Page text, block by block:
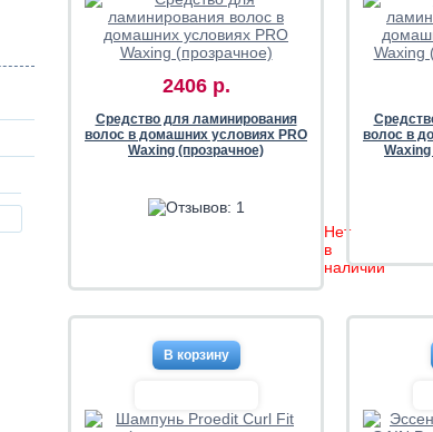
2406 р.
Средство для ламинирования
волос в домашних условиях PRO
Waxing (прозрачное)
Нет
в
наличии
волос в